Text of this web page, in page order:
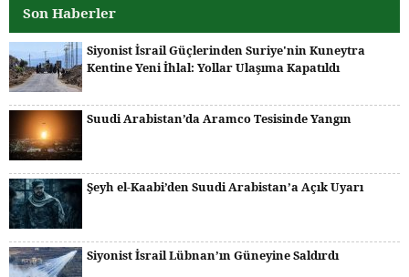
Son Haberler
Siyonist İsrail Güçlerinden Suriye'nin Kuneytra
Kentine Yeni İhlal: Yollar Ulaşıma Kapatıldı
Suudi Arabistan’da Aramco Tesisinde Yangın
Şeyh el-Kaabi’den Suudi Arabistan’a Açık Uyarı
Siyonist İsrail Lübnan’ın Güneyine Saldırdı